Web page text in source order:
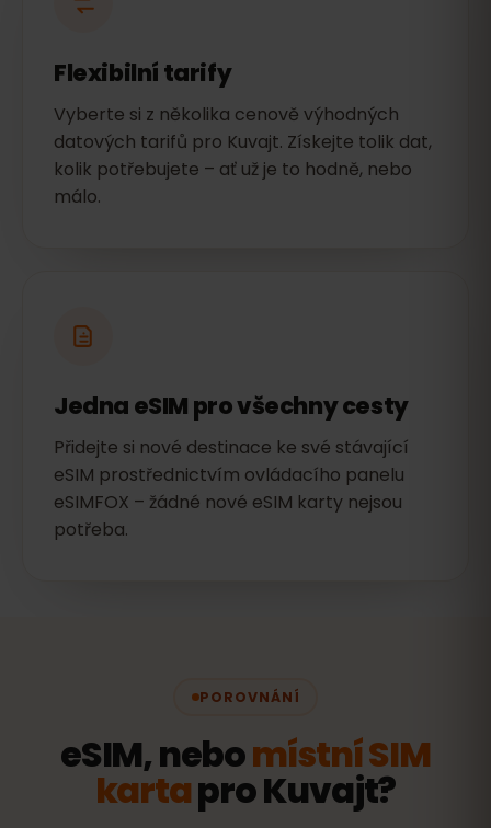
Flexibilní tarify
Vyberte si z několika cenově výhodných
datových tarifů pro Kuvajt. Získejte tolik dat,
kolik potřebujete – ať už je to hodně, nebo
málo.
Jedna eSIM pro všechny cesty
Přidejte si nové destinace ke své stávající
eSIM prostřednictvím ovládacího panelu
eSIMFOX – žádné nové eSIM karty nejsou
potřeba.
POROVNÁNÍ
eSIM, nebomístní SIM
kartapro Kuvajt?